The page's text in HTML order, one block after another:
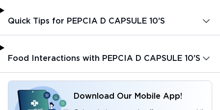
Quick Tips for PEPCIA D CAPSULE 10'S
Food Interactions with PEPCIA D CAPSULE 10'S
Download Our Mobile App!